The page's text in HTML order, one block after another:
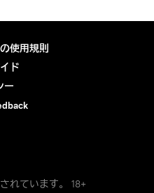
使用規則
ド
ー
れています。 18+